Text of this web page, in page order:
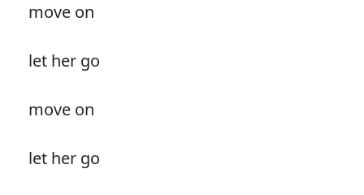
move on
let her go
move on
let her go